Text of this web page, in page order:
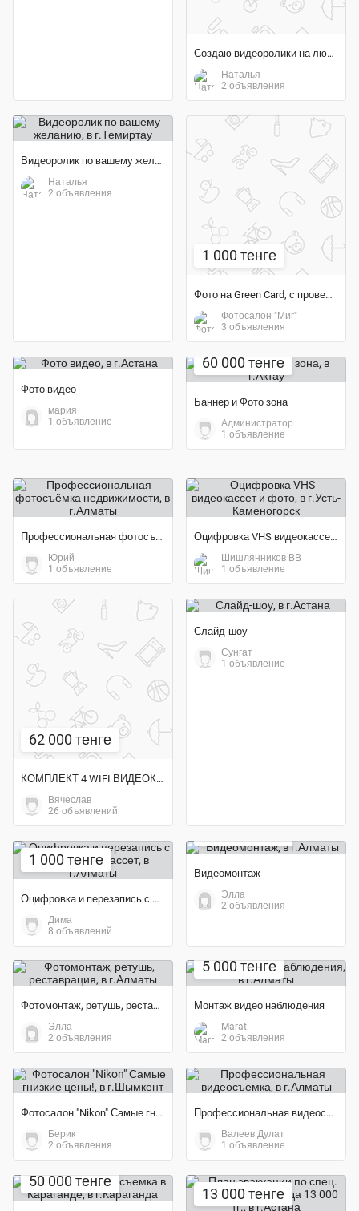
Создаю видеоролики на любой праздник
Наталья
2 объявления
Видеоролик по вашему желанию
Наталья
2 объявления
1 000 тенге
Фото на Green Card, с проверкой на фото валидаторе
Фотосалон "Миг"
3 объявления
Фото видео
мария
1 объявление
60 000 тенге
Баннер и Фото зона
Администратор
1 объявление
Профессиональная фотосъёмка недвижимости
Юрий
1 объявление
Оцифровка VHS видеокассет и фото
Шишлянников ВВ
1 объявление
62 000 тенге
КОМПЛЕКТ 4 WIFI ВИДЕОКАМЕРЫ + WIFI РЕГИСТРАТОР
Вячеслав
26 объявлений
Слайд-шоу
Сунгат
1 объявление
1 000 тенге
Оцифровка и перезапись с любых видеокассет
Дима
8 объявлений
Видеомонтаж
Элла
2 объявления
Фотомонтаж, ретушь, реставрация
Элла
2 объявления
5 000 тенге
Монтаж видео наблюдения
Marat
2 объявления
Фотосалон "Nikon" Самые гнизкие цены!
Берик
2 объявления
Профессиональная видеосъемка
Валеев Дулат
1 объявление
50 000 тенге
13 000 тенге